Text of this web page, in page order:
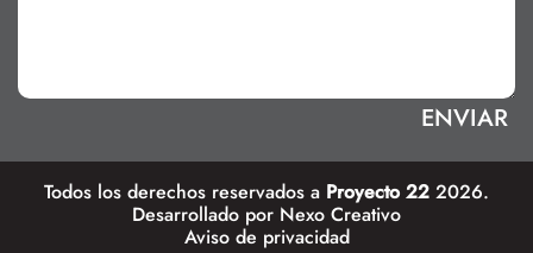
Todos los derechos reservados a Proyecto 22 2026.
Desarrollado por Nexo Creativo
Aviso de privacidad